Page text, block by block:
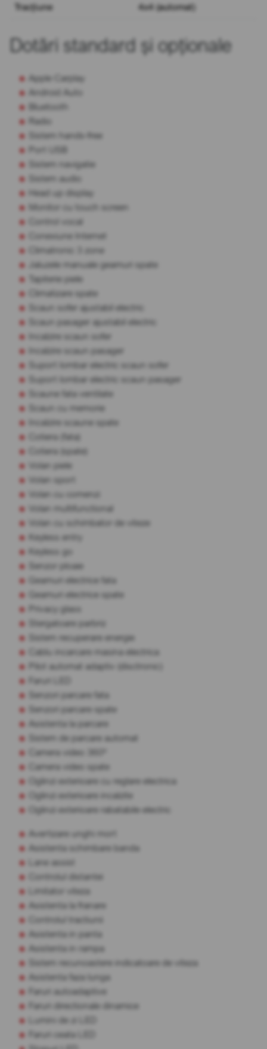
Tracțiune 4x4 (automat)
Dotări standard și opționale
Apple Carplay
Android Auto
Bluetooth
Radio
Sistem hands-free
Port USB
Sistem navigatie
Sistem audio
Head up display
Monitor cu touch screen
Control vocal
Conexiune Internet
Climatronic 3 zone
Jaluzele manuale geamuri spate
Tapiterie piele
Climatizare spate
Scaun sofer ajustabil electric
Scaun pasager ajustabil electric
Incalzire scaun sofer
Incalzire scaun pasager
Suport lombar electric scaun sofer
Suport lombar electric scaun pasager
Scaune fata ventilate
Scaun cu memorie
Incalzire scaune spate
Cotiera (fata)
Cotiera (spate)
Volan piele
Volan sport
Volan cu comenzi
Volan multifunctional
Volan cu schimbator de viteze
Keyless entry
Keyless go
Senzor ploaie
Geamuri electrice fata
Geamuri electrice spate
Privacy glass
Stergatoare parbriz
Sistem recuperare energie
Cablu incarcare masina electrica
Pilot automat adaptiv (disctronic)
Faruri LED
Senzori parcare fata
Senzori parcare spate
Asistenta la parcare
Sistem de parcare automat
Camera video 360º
Camera video spate
Oglinzi exterioare cu reglare electrica
Oglinzi exterioare incalzite
Oglinzi exterioare rabatabile electric
Avertizare unghi mort
Asistenta schimbare banda
Lane assist
Controlul distantei
Limitator viteza
Asistenta la franare
Controlul tractiunii
Asistenta in panta
Asistenta in rampa
Sistem recunoastere indicatoare de viteza
Asistenta faza lunga
Faruri autoadaptive
Faruri directionale dinamice
Lumini de zi LED
Faruri ceata LED